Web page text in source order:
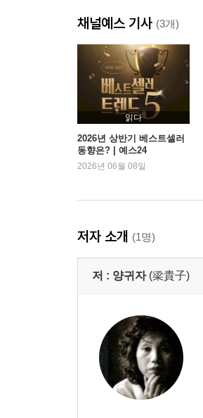
채널예스 기사 (3개)
읽다
2026년 상반기 베스트셀러
동향은? | 예스24
2026년 06월 08일
저자 소개 (1명)
저 : 양귀자 (梁貴子)